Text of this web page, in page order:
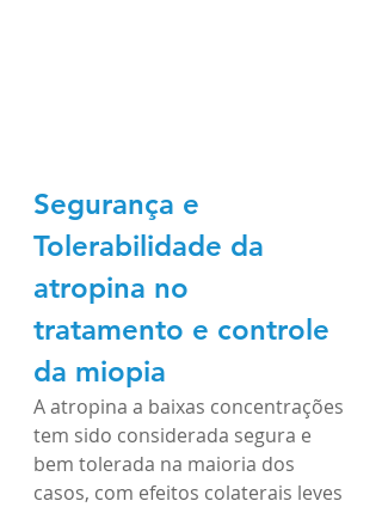
Segurança e
Tolerabilidade da
atropina no
tratamento e controle
da miopia
A atropina a baixas concentrações
tem sido considerada segura e
bem tolerada na maioria dos
casos, com efeitos colaterais leves